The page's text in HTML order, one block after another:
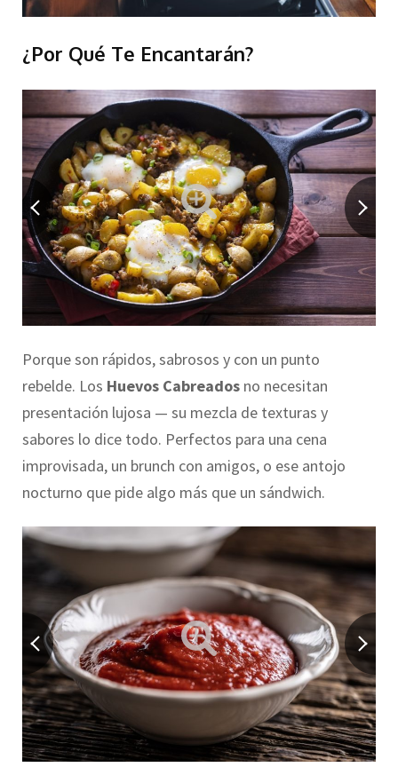
¿Por Qué Te Encantarán?
Porque son rápidos, sabrosos y con un punto
rebelde. Los Huevos Cabreados no necesitan
presentación lujosa — su mezcla de texturas y
sabores lo dice todo. Perfectos para una cena
improvisada, un brunch con amigos, o ese antojo
nocturno que pide algo más que un sándwich.